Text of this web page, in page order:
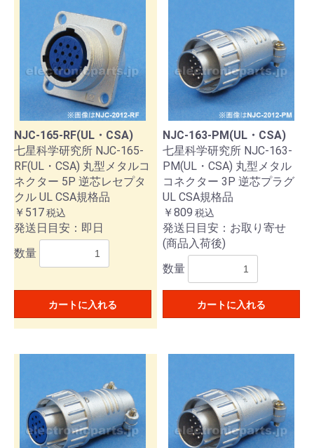
NJC-165-RF(UL・CSA)
七星科学研究所 NJC-165-
RF(UL・CSA) 丸型メタルコ
ネクター 5P 逆芯レセプタ
クル UL CSA規格品
￥517税込
発送日目安：即日
数量
カートに入れる
NJC-163-PM(UL・CSA)
七星科学研究所 NJC-163-
PM(UL・CSA) 丸型メタル
コネクター 3P 逆芯プラグ
UL CSA規格品
￥809 税込
発送日目安：お取り寄せ
(商品入荷後)
数量
カートに入れる